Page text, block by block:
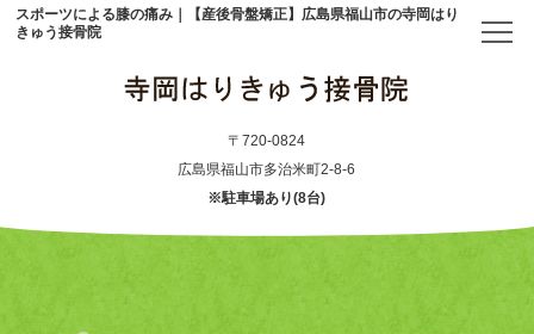
スポーツによる膝の痛み｜【産後骨盤矯正】広島県福山市の寺岡はり
きゅう接骨院
〒720-0824
広島県福山市多治米町2-8-6
※駐車場あり(8台)
初めての方へ